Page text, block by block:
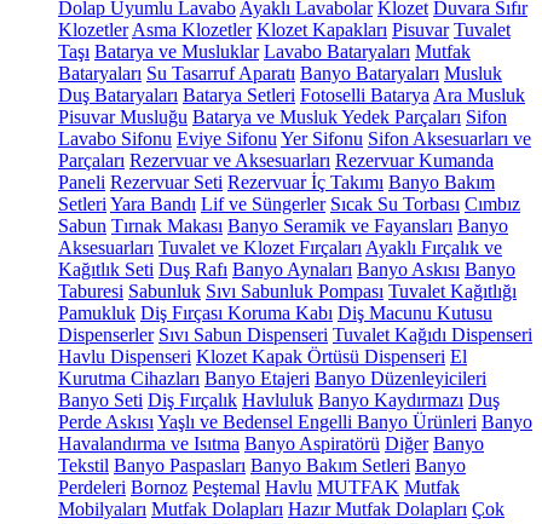
Dolap Uyumlu Lavabo Ayaklı Lavabolar Klozet Duvara Sıfır
Klozetler Asma Klozetler Klozet Kapakları Pisuvar Tuvalet
Taşı Batarya ve Musluklar Lavabo Bataryaları Mutfak
Bataryaları Su Tasarruf Aparatı Banyo Bataryaları Musluk
Duş Bataryaları Batarya Setleri Fotoselli Batarya Ara Musluk
Pisuvar Musluğu Batarya ve Musluk Yedek Parçaları Sifon
Lavabo Sifonu Eviye Sifonu Yer Sifonu Sifon Aksesuarları ve
Parçaları Rezervuar ve Aksesuarları Rezervuar Kumanda
Paneli Rezervuar Seti Rezervuar İç Takımı Banyo Bakım
Setleri Yara Bandı Lif ve Süngerler Sıcak Su Torbası Cımbız
Sabun Tırnak Makası Banyo Seramik ve Fayansları Banyo
Aksesuarları Tuvalet ve Klozet Fırçaları Ayaklı Fırçalık ve
Kağıtlık Seti Duş Rafı Banyo Aynaları Banyo Askısı Banyo
Taburesi Sabunluk Sıvı Sabunluk Pompası Tuvalet Kağıtlığı
Pamukluk Diş Fırçası Koruma Kabı Diş Macunu Kutusu
Dispenserler Sıvı Sabun Dispenseri Tuvalet Kağıdı Dispenseri
Havlu Dispenseri Klozet Kapak Örtüsü Dispenseri El
Kurutma Cihazları Banyo Etajeri Banyo Düzenleyicileri
Banyo Seti Diş Fırçalık Havluluk Banyo Kaydırmazı Duş
Perde Askısı Yaşlı ve Bedensel Engelli Banyo Ürünleri Banyo
Havalandırma ve Isıtma Banyo Aspiratörü Diğer Banyo
Tekstil Banyo Paspasları Banyo Bakım Setleri Banyo
Perdeleri Bornoz Peştemal Havlu MUTFAK Mutfak
Mobilyaları Mutfak Dolapları Hazır Mutfak Dolapları Çok